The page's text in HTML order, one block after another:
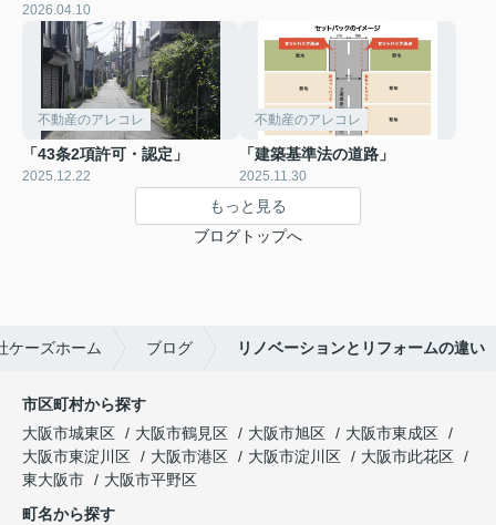
2026.04.10
不動産のアレコレ
「43条2項許可・認定」
2025.12.22
不動産のアレコレ
「建築基準法の道路」
2025.11.30
もっと見る
ブログトップへ
ケーズホーム ブログ リノベーションとリフォームの違い
市区町村から探す
大阪市城東区
大阪市鶴見区 大阪市旭区
大阪市東成区
大阪市東淀川区
大阪市港区 大阪市淀川区
大阪市此花区
東大阪市
大阪市平野区
町名から探す